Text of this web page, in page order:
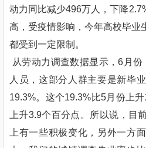
动力同比减少496万人，下降
高，受疫情影响，今年高校毕业
都受到一定限制。
从劳动力调查数据显示，6月
人员，这部分人群主要是新毕
19.3%。这个19.3%比5月份上
上升3.9个百分点。所以说，目
上有一些积极变化，另外一方